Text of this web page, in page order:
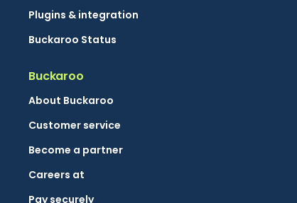
Plugins & integration
Buckaroo Status
Buckaroo
About Buckaroo
Customer service
Become a partner
Careers at
Pay securely